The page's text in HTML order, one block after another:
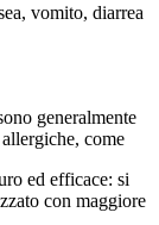
vomito, diarrea
generalmente
come
ed efficace: si
con maggiore